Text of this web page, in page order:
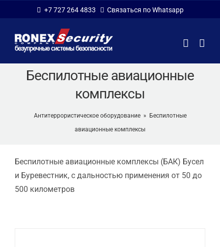
content
+7 727 264 4833 Связаться по Whatsapp
Беспилотные авиационные
комплексы
Антитеррористическое оборудование»
Беспилотные
авиационные комплексы
Беспилотные авиационные комплексы (БАК) Бусел
и Буревестник, с дальностью применения от 50 до
500 километров